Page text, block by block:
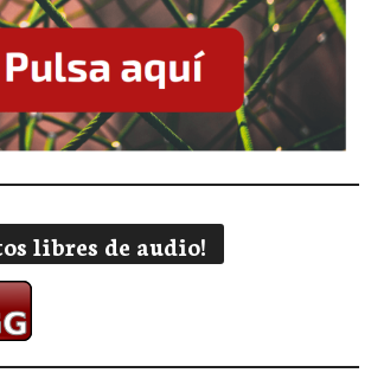
libres de audio!